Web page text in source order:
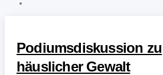
Podiumsdiskussion zu
häuslicher Gewalt